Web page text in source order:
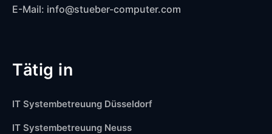
E-Mail: info@stueber-computer.com
Tätig in
IT Systembetreuung Düsseldorf
IT Systembetreuung Neuss